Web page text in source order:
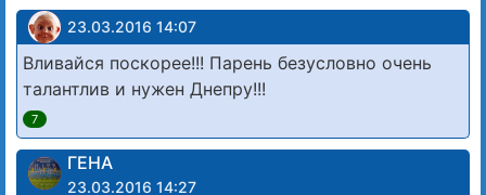
23.03.2016 14:07
Вливайся поскорее!!! Парень безусловно очень
талантлив и нужен Днепру!!!
7
ГЕНА
23.03.2016 14:27